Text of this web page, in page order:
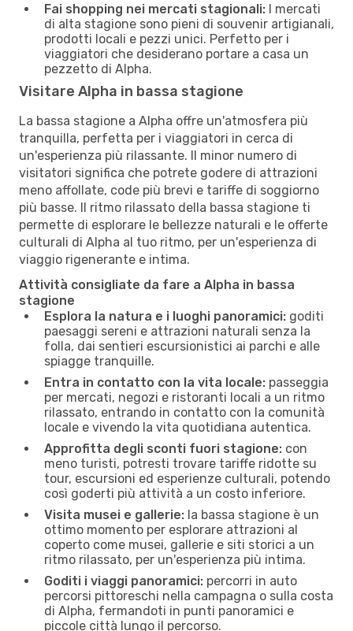
Fai shopping nei mercati stagionali: I mercati
di alta stagione sono pieni di souvenir artigianali,
prodotti locali e pezzi unici. Perfetto per i
viaggiatori che desiderano portare a casa un
pezzetto di Alpha.
Visitare Alpha in bassa stagione
La bassa stagione a Alpha offre un'atmosfera più
tranquilla, perfetta per i viaggiatori in cerca di
un'esperienza più rilassante. Il minor numero di
visitatori significa che potrete godere di attrazioni
meno affollate, code più brevi e tariffe di soggiorno
più basse. Il ritmo rilassato della bassa stagione ti
permette di esplorare le bellezze naturali e le offerte
culturali di Alpha al tuo ritmo, per un'esperienza di
viaggio rigenerante e intima.
Attività consigliate da fare a Alpha in bassa
stagione
Esplora la natura e i luoghi panoramici: goditi
paesaggi sereni e attrazioni naturali senza la
folla, dai sentieri escursionistici ai parchi e alle
spiagge tranquille.
Entra in contatto con la vita locale: passeggia
per mercati, negozi e ristoranti locali a un ritmo
rilassato, entrando in contatto con la comunità
locale e vivendo la vita quotidiana autentica.
Approfitta degli sconti fuori stagione: con
meno turisti, potresti trovare tariffe ridotte su
tour, escursioni ed esperienze culturali, potendo
così goderti più attività a un costo inferiore.
Visita musei e gallerie: la bassa stagione è un
ottimo momento per esplorare attrazioni al
coperto come musei, gallerie e siti storici a un
ritmo rilassato, per un'esperienza più intima.
Goditi i viaggi panoramici: percorri in auto
percorsi pittoreschi nella campagna o sulla costa
di Alpha, fermandoti in ​​punti panoramici e
piccole città lungo il percorso.